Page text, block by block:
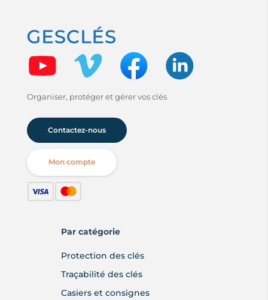
Organiser, protéger et gérer vos clés
Contactez-nous
Mon compte
Par catégorie
Protection des clés
Traçabilité des clés
Casiers et consignes